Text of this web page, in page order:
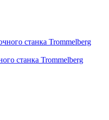
станка Trommelberg